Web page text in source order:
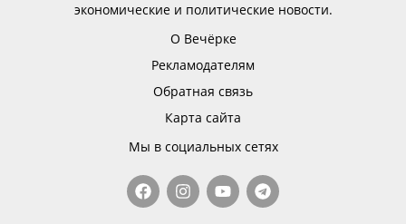
экономические и политические новости.
О Вечёрке
Рекламодателям
Обратная связь
Карта сайта
Мы в социальных сетях